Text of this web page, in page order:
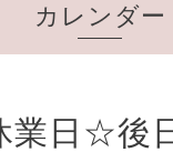
カレンダー
業日☆後